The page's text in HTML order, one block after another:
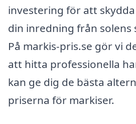
investering för att
din inredning från solens
På markis-pris.se gör vi
att hitta professionella
kan ge dig de bästa
priserna för markiser.